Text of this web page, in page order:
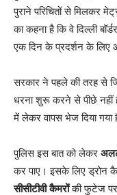
पुराने परिचितों से मिलकर
का कहना है कि वे दिल्ली
एक दिन के प्रदर्शन के लिए
सरकार ने पहले की तरह से
धरना शुरू करने से पीछे नहीं
में लेकर वापस भेज दिया गया
पुलिस इस बात को लेकर
कर पाए। इसके लिए ड्रोन
सीसीटीवी कैमरोंकी फुटेज पर